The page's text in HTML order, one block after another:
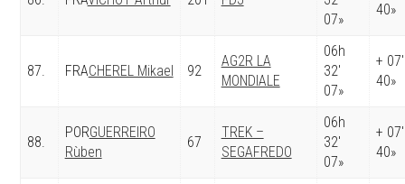
07»
40»
87. FRACHEREL Mikael 92
AG2R LA
MONDIALE
06h
32′
07»
+ 07′
40»
88.
PORGUERREIRO
Rùben
67
TREK –
SEGAFREDO
06h
32′
07»
+ 07′
40»